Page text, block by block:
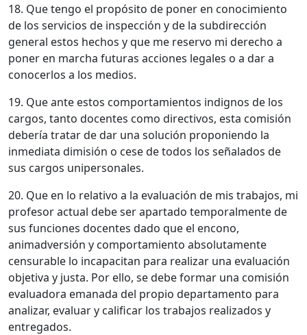
18. Que tengo el propósito de poner en conocimiento
de los servicios de inspección y de la subdirección
general estos hechos y que me reservo mi derecho a
poner en marcha futuras acciones legales o a dar a
conocerlos a los medios.
19. Que ante estos comportamientos indignos de los
cargos, tanto docentes como directivos, esta comisión
debería tratar de dar una solución proponiendo la
inmediata dimisión o cese de todos los señalados de
sus cargos unipersonales.
20. Que en lo relativo a la evaluación de mis trabajos, mi
profesor actual debe ser apartado temporalmente de
sus funciones docentes dado que el encono,
animadversión y comportamiento absolutamente
censurable lo incapacitan para realizar una evaluación
objetiva y justa. Por ello, se debe formar una comisión
evaluadora emanada del propio departamento para
analizar, evaluar y calificar los trabajos realizados y
entregados.